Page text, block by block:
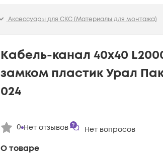
Условия
Возврат
Вопросы и
Аксессуары для СКС (Материалы для монтажа)
О товаре
Кабель-канал 40х40
замком пластик Урал
024
0 Нет отзывов Нет вопросов